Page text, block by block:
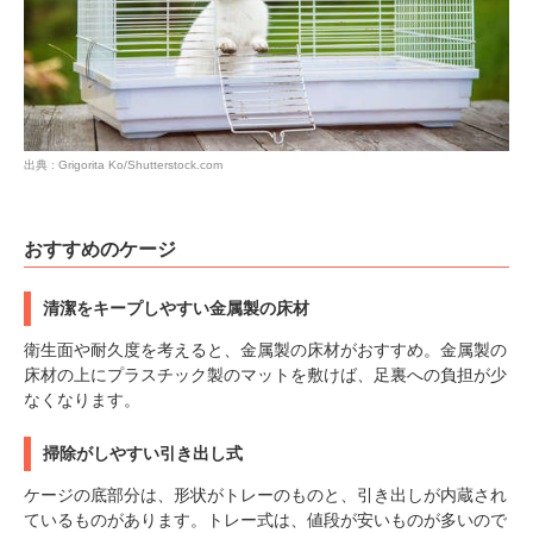
出典 : Grigorita Ko/Shutterstock.com
おすすめのケージ
清潔をキープしやすい金属製の床材
衛生面や耐久度を考えると、金属製の床材がおすすめ。金属製の
床材の上にプラスチック製のマットを敷けば、足裏への負担が少
なくなります。
掃除がしやすい引き出し式
ケージの底部分は、形状がトレーのものと、引き出しが内蔵され
ているものがあります。トレー式は、値段が安いものが多いので